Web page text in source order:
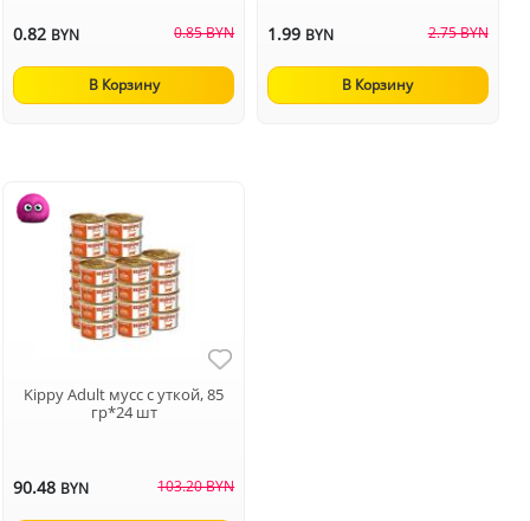
0.82 BYN 0.85 BYN
В Корзину
1.99 BYN 2.75 BYN
В Корзину
Kippy Adult мусс с уткой, 85
гр*24 шт
90.48 BYN 103.20 BYN